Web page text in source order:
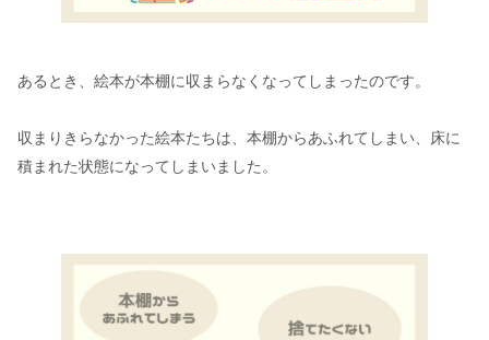
あるとき、絵本が本棚に収まらなくなってしまったのです。
収まりきらなかった絵本たちは、本棚からあふれてしまい、床に
積まれた状態になってしまいました。